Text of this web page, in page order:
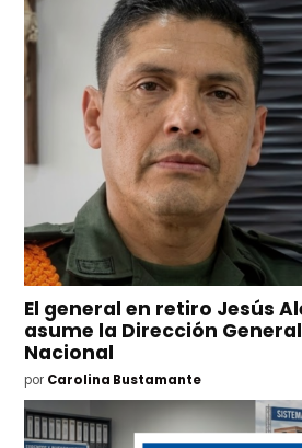
El general en retiro Jesús
asume la Dirección
Nacional
por Carolina Bustamante